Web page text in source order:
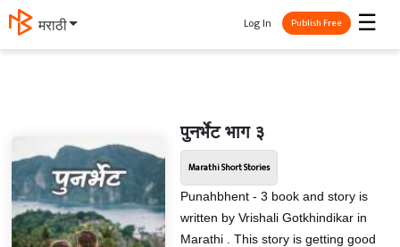
मराठी ☰
Log In Publish Free
पुनर्भेट भाग ३
Marathi Short Stories
Punahbhent - 3 book and story is
written by Vrishali Gotkhindikar in
Marathi . This story is getting good